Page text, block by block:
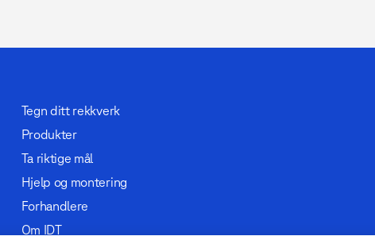
Tegn ditt rekkverk
Produkter
Ta riktige mål
Hjelp og montering
Forhandlere
Om IDT